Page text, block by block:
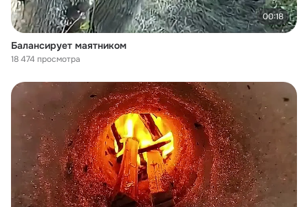
00:18
Балансирует маятником
18 474 просмотра